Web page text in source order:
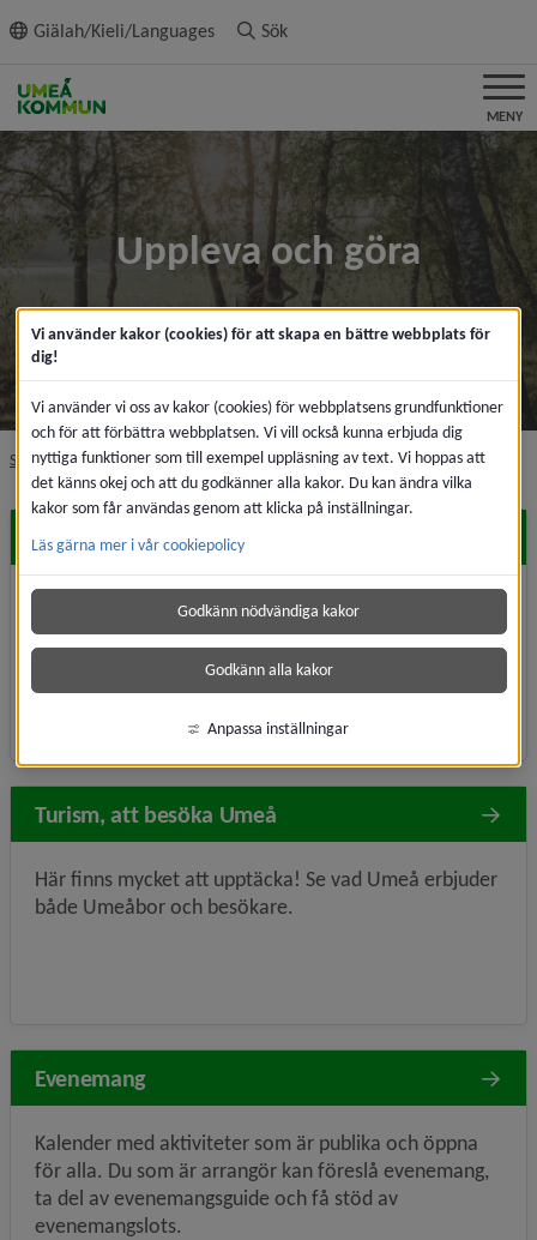
innehållet
Giälah/Kieli/Languages Sök
MENY
Uppleva och göra
Startsida Uppleva och göranivå i brödsmulenavigeringen
Hitta snabbt
Aktiviteter, allmänhetens tider
Fritidsgårdar
Fritid, funktionsnedsättning
Boka anläggning
Turism, att besöka Umeå
Här finns mycket att upptäcka! Se vad Umeå erbjuder
både Umeåbor och besökare.
Evenemang
Kalender med aktiviteter som är publika och öppna
för alla. Du som är arrangör kan föreslå evenemang,
ta del av evenemangsguide och få stöd av
evenemangslots.
Vi använder kakor (cookies) för att skapa en bättre webbplats för
dig!
Vi använder vi oss av kakor (cookies) för webbplatsens grundfunktioner
och för att förbättra webbplatsen. Vi vill också kunna erbjuda dig
nyttiga funktioner som till exempel uppläsning av text. Vi hoppas att
det känns okej och att du godkänner alla kakor. Du kan ändra vilka
kakor som får användas genom att klicka på inställningar.
Läs gärna mer i vår cookiepolicy
Godkänn nödvändiga kakor
Godkänn alla kakor
Anpassa inställningar